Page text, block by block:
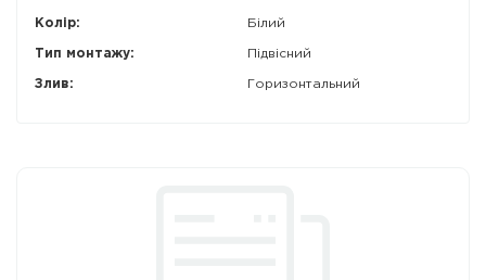
Колір: Білий
Тип монтажу: Підвісний
Злив: Горизонтальний